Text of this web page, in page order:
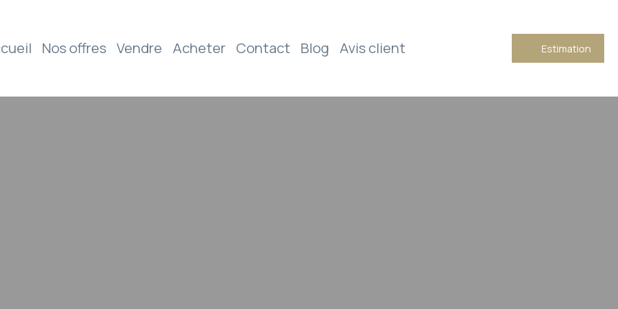
Nos offres Vendre Acheter Contact Blog Avis client Estimation